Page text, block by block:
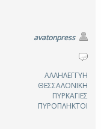
avatonpress
ΑΛΛΗΛΕΓΓΥΗ
ΘΕΣΣΑΛΟΝΙΚΗ
ΠΥΡΚΑΓΙΕΣ
ΠΥΡΟΠΛΗΚΤΟΙ